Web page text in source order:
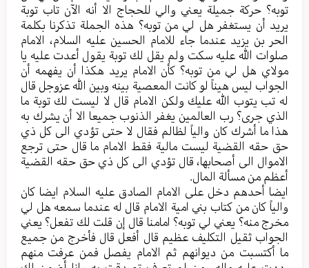
توبه؟ حرکة جمیلة يعني والي للحجاج الا أنه الآن تاب توبة
یرید أن یستغفر هل لي من توبه؟ هذه الجملة تذکرنا بکلمة
الحر بن یزید عندما جاء للامام الحسین علیه السلام، الامام
صلوات الله علیه سكت ولم یقل لك توبة یقول أعدت علیه یا
مولاي هل لي من توبه؟ کأن الامام یرید هکذا أن یفهمه أن
الجواب لیس هیناً لو کانت المعصیة بینه وبین الله عزوجل قال
له تب یتوب الله علیك ولکن الامام قال لا لیست لك توبة ما
الذي جری؟ رب العالمین یغفر الذنوب جمیعا الا أن یشرك به
هذا ما أشرك کان والیاً لظالم فقال لا حتی تؤدي الی کل ذي
حق حقه القضیة لیست مالیة فقط الامام ما قال حتی ترجع
الاموال الی أصحابها، قال تؤدي الی کل ذي حق حقه القضیة
أعظم من مسألة المال.
ایضا أحدهم دخل علی الامام الصادق علیه السلام ایضا کان
والیاً کان من کتاب بني امية الامام قال له عندما سمعه هل لي
مخرج منه؟ یعني لي توبه؟ امامنا قال إن قلت لك تفعل؟ یعني
الجواب ثقیل التکلیف عظیم قال أفعل قال فأخرج من جمیع
ما أکتسبت من دیوانهم ثم الامام یفصل فمن عرفت منهم